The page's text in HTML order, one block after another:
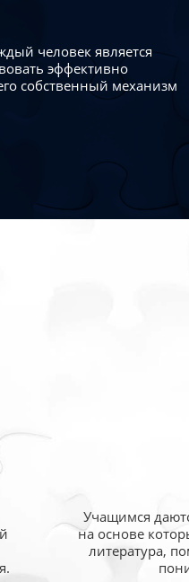
человек является
эффективно
собственный механизм
Учащимся
на основе
литература,